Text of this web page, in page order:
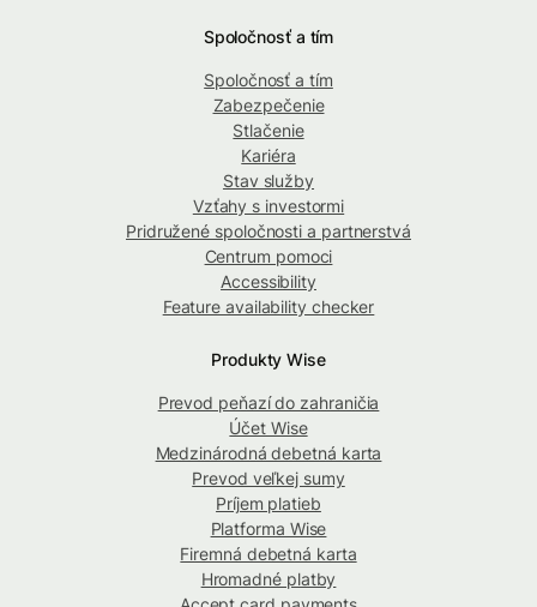
Spoločnosť a tím
Spoločnosť a tím
Zabezpečenie
Stlačenie
Kariéra
Stav služby
Vzťahy s investormi
Pridružené spoločnosti a partnerstvá
Centrum pomoci
Accessibility
Feature availability checker
Produkty Wise
Prevod peňazí do zahraničia
Účet Wise
Medzinárodná debetná karta
Prevod veľkej sumy
Príjem platieb
Platforma Wise
Firemná debetná karta
Hromadné platby